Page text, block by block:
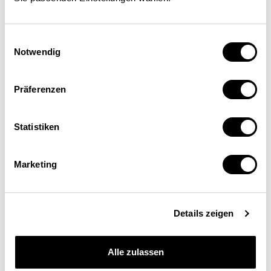
Notwendig
Präferenzen
Statistiken
Marketing
Details zeigen
Alle zulassen
Vorname